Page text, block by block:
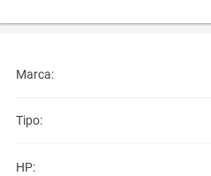
Marca:
Tipo:
HP: